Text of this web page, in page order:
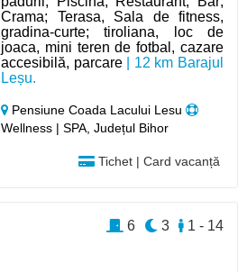
Crama; Terasa, Sala de fitness,
gradina-curte; tiroliana, loc de
joaca, mini teren de fotbal, cazare
accesibilă, parcare| 12 km Barajul
Leșu.
Pensiune Coada Lacului Lesu
Wellness | SPA, Județul Bihor
Tichet | Card vacanță
1 - 14
3
6